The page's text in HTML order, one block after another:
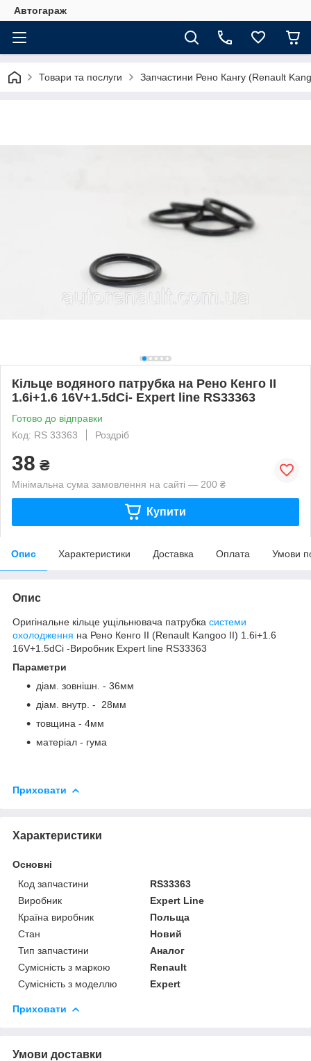
Автогараж
Товари та послуги Запчастини Рено Кангу (Renault
Кільце водяного патрубка на Рено Кенго II
1.6i+1.6 16V+1.5dCi- Expert line RS33363
Готово до відправки
Код: RS 33363
Роздріб
38 ₴
Мінімальна сума замовлення на сайті — 200 ₴
Купити
Опис Характеристики Доставка Оплата Умови
Опис
Оригінальне кільце ущільнювача патрубка системи
охолодження на Рено Кенго II (Renault Kangoo II) 1.6i+1.6
16V+1.5dCi -Виробник Expert line RS33363
Параметри
діам. зовнішн. - 36мм
діам. внутр. - 28мм
товщина - 4мм
матеріал - гума
Приховати
Характеристики
Основні
Код запчастини
RS33363
Виробник
Expert Line
Країна виробник
Польща
Стан
Новий
Тип запчастини
Аналог
Сумісність з маркою
Renault
Сумісність з моделлю
Expert
Приховати
Умови доставки